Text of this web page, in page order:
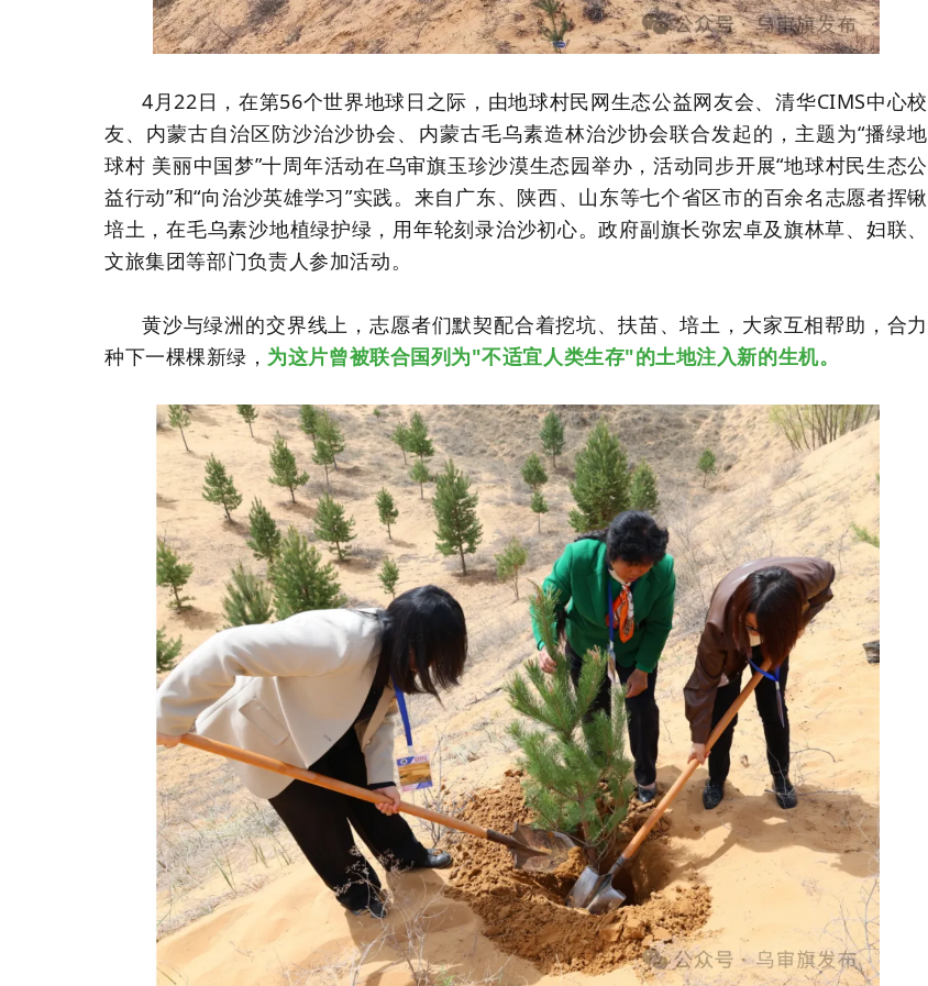
4月22日，在第56个世界地球日之际，由地球村民网生态公益网友会、清华CIMS中心校
友、内蒙古自治区防沙治沙协会、内蒙古毛乌素造林治沙协会联合发起的，主题为“播绿地
球村 美丽中国梦”十周年活动在乌审旗玉珍沙漠生态园举办，活动同步开展“地球村民生态公
益行动”和“向治沙英雄学习”实践。来自广东、陕西、山东等七个省区市的百余名志愿者挥锹
培土，在毛乌素沙地植绿护绿，用年轮刻录治沙初心。政府副旗长弥宏卓及旗林草、妇联、
文旅集团等部门负责人参加活动。
黄沙与绿洲的交界线上，志愿者们默契配合着挖坑、扶苗、培土，大家互相帮助，合力
种下一棵棵新绿， 为这片曾被联合国列为"不适宜人类生存"的土地注入新的生机。